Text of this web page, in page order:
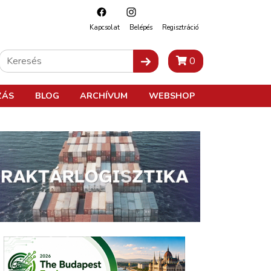
Kapcsolat Belépés Regisztráció
0
BLOG ARCHÍVUM WEBSHOP